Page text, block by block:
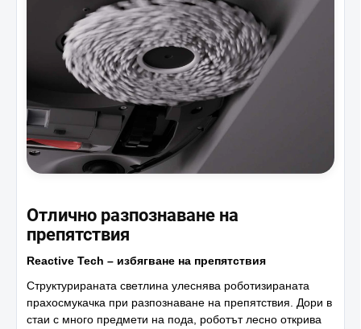
Отлично разпознаване на
препятствия
Reactive Tech – избягване на препятствия
Структурираната светлина улеснява роботизираната
прахосмукачка при разпознаване на препятствия. Дори в
стаи с много предмети на пода, роботът лесно открива